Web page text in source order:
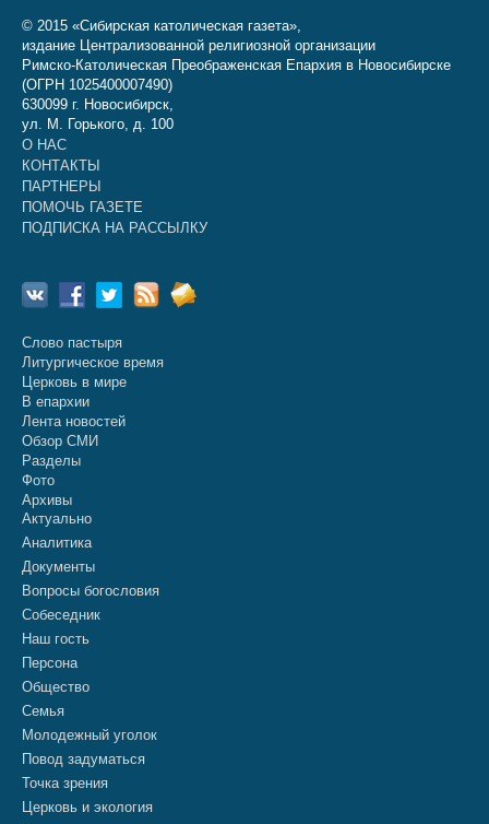
© 2015 «Сибирская католическая газета»,
издание Централизованной религиозной организации
Римско-Католическая Преображенская Епархия в Новосибирске
(ОГРН 1025400007490)
630099 г. Новосибирск,
ул. М. Горького, д. 100
О НАС
КОНТАКТЫ
ПАРТНЕРЫ
ПОМОЧЬ ГАЗЕТЕ
ПОДПИСКА НА РАССЫЛКУ
Слово пастыря
Литургическое время
Церковь в мире
В епархии
Лента новостей
Обзор СМИ
Разделы
Фото
Архивы
Актуально
Аналитика
Документы
Вопросы богословия
Собеседник
Наш гость
Персона
Общество
Семья
Молодежный уголок
Повод задуматься
Точка зрения
Церковь и экология